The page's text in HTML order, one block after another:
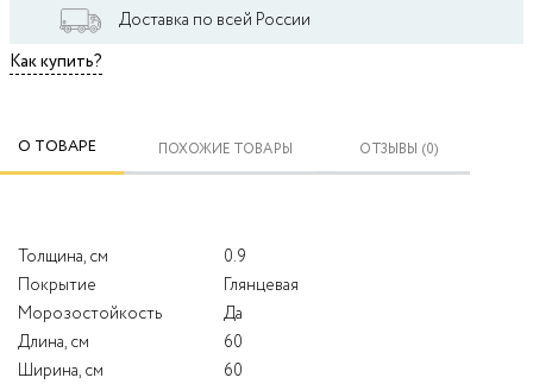
Доставка по всей России
Как купить?
О ТОВАРЕ ПОХОЖИЕ ТОВАРЫ ОТЗЫВЫ (0)
Толщина, см
0.9
Покрытие
Глянцевая
Морозостойкость
Да
Длина, см
60
Ширина, см
60